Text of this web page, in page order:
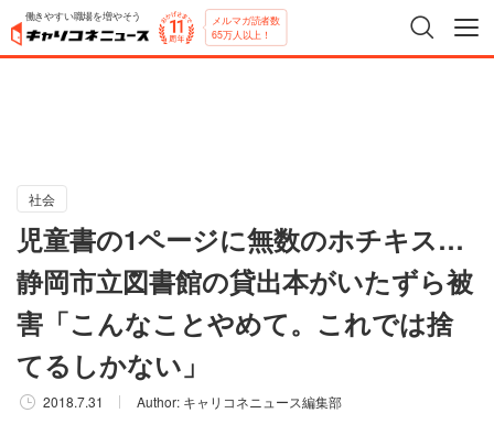
働きやすい職場を増やそう メルマガ読者数
65万人以上！
社会
児童書の1ページに無数のホチキス…
静岡市立図書館の貸出本がいたずら被
害「こんなことやめて。これでは捨
てるしかない」
2018.7.31 Author: キャリコネニュース編集部